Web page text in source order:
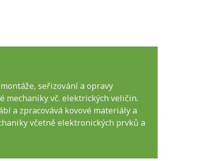
seřizování a opravy
vč. elektrických veličin.
a zpracovává kovové materiály a
včetně elektronických prvků a